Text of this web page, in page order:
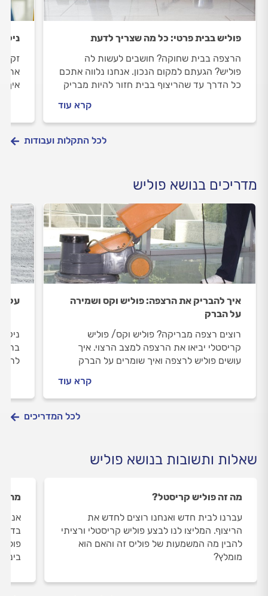
פוליש בבית פרטי: כל מה שצריך לדעת
הרצפה בבית שחוקה? חושבים לעשות לה
פוליש? הגעתם למקום הנכון. אנחנו נלווה אתכם
כל הדרך עד שהריצוף בבית חזור להיות מבריק
קרא עוד
איך
לכל התקלות ועבודות
מדריכים בנושא פוליש
איך להבריק את הרצפה: פוליש וקס ושמירה
על הברק
רוצים רצפה מבריקה? פוליש וקס/ פוליש
קריסטלי יביאו את הרצפה למצב הרצוי. איך
עושים פוליש לרצפה ואיך שומרים על הברק
קרא עוד
על
לכל המדריכים
שאלות ותשובות בנושא פוליש
מה זה פוליש קריסטל?
עברנו לבית חדש ואנחנו רוצים לחדש את
הריצוף. המליצו לנו לבצע פוליש קריסטלי ורציתי
להבין מה המשמעות של פוליס זה והאם הוא
מומלץ?
מה
אני